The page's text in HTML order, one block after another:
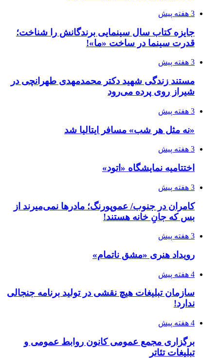
3 هفته پیش
جایزه کتاب سال سینمایی برندگانش را شناخت؛
قدرت سینما در ساخت «ما»!
3 هفته پیش
مستند زندگی شهید دکتر محمدمهدی طهرانچی در
شیراز روی پرده می‌رود
3 هفته پیش
«نه مثل هر شب» مسافر ایتالیا شد
3 هفته پیش
اختتامیه نمایشگاه «اتود»
3 هفته پیش
کامران در جنوب/ عموپورنگ؛ مادرها نمی‌میرند از
بس که جانِ خانه هستند!
3 هفته پیش
رویداد هنری «مشق ناتمام»
4 هفته پیش
سازمان تبلیغات هیچ نقشی در تولید برنامه جنجالی
ندارد!
4 هفته پیش
برگزاری مجمع عمومی کانون روابط عمومی و
تبلیغات تئاتر